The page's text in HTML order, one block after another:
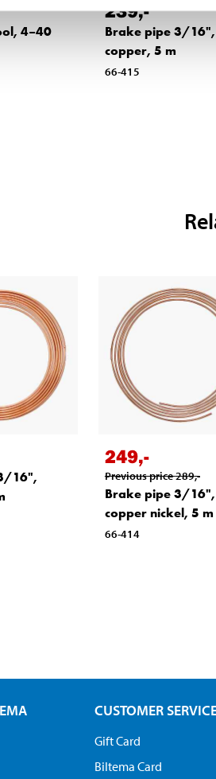
4–40
239,-
Brake pipe 3/16",
copper, 5 m
66-415
16",
249,-
Previous price289,-
Brake pipe 3/16",
copper nickel, 5 m
66-414
CUSTOMER
Gift Card
Biltema Card